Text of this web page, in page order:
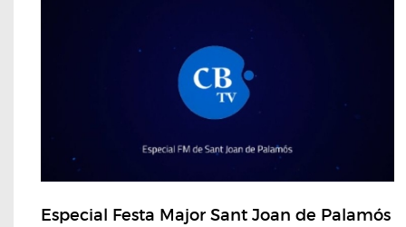
Especial Festa Major Sant Joan de Palamós